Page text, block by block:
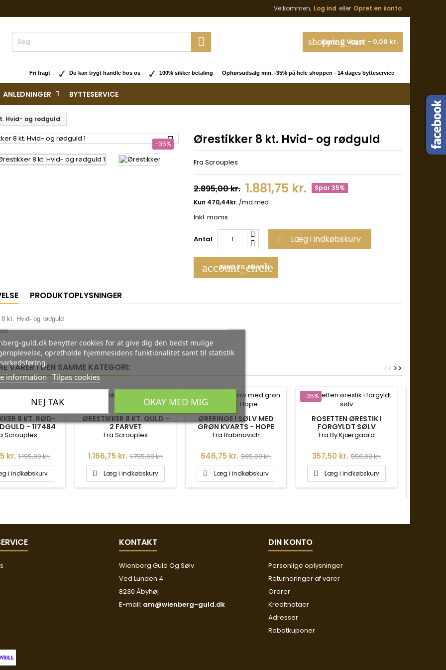
Velkommen, Log ind eller Opret en konto
shopping_cart
Kurv:0 Varer - 0,00 kr.

Fri fragt Du kan trygt handle hos os 100% sikker betaling Ophørsudsalg min. -35% på hele shoppen - 14 dages bytteservice
ANLEDNINGER BYTTESERVICE
Hvid- og rødguld
-35% Ørestikker 8 kt. Hvid- og rødguld
Fra Scrouples
2.895,00 kr. 1.881,75 kr. Spar 35%
Inkl. moms
Antal  Læg i indkøbskurv
account_circle
SEND TIL EN VEN
PRODUKTOPLYSNINGER
kt. Hvid- og rødguld
VARER I DEN SAMME KATEGORI: >>
<<
8 KT. RØD-
- 117484
Scrouples
kr. Normalpris
1.195,00 kr.
i indkøbskurv
ØRESTIKKER 8 KT. GULD -
2 FARVET
Fra Scrouples
Pris
1.166,75 kr. Normalpris
1.795,00 kr.
 Læg i indkøbskurv
ØRERINGE I SØLV MED
GRØN KVARTS - HOPE
Fra Rabinovich
Pris
646,75 kr. Normalpris
995,00 kr.
 Læg i indkøbskurv
-35%
ROSETTEN ØRESTIK I
FORGYLDT SØLV
Fra By Kjærgaard
Pris
357,50 kr. Normalpris
550,00 kr.
 Læg i indkøbskurv
KONTAKT
Wienberg Guld Og Sølv
Ved Lunden 4
8230 Åbyhøj
E-mail: am@wienberg-guld.dk
DIN KONTO
Personlige oplysninger
Returneringer af varer
Ordrer
Kreditnotaer
Adresser
Rabatkuponer
guld.dk benytter cookies for at give dig den bedst mulige
opretholde hjemmesidens funktionalitet samt til statistik
information Tilpas cookies
NEJ TAK OKAY MED MIG